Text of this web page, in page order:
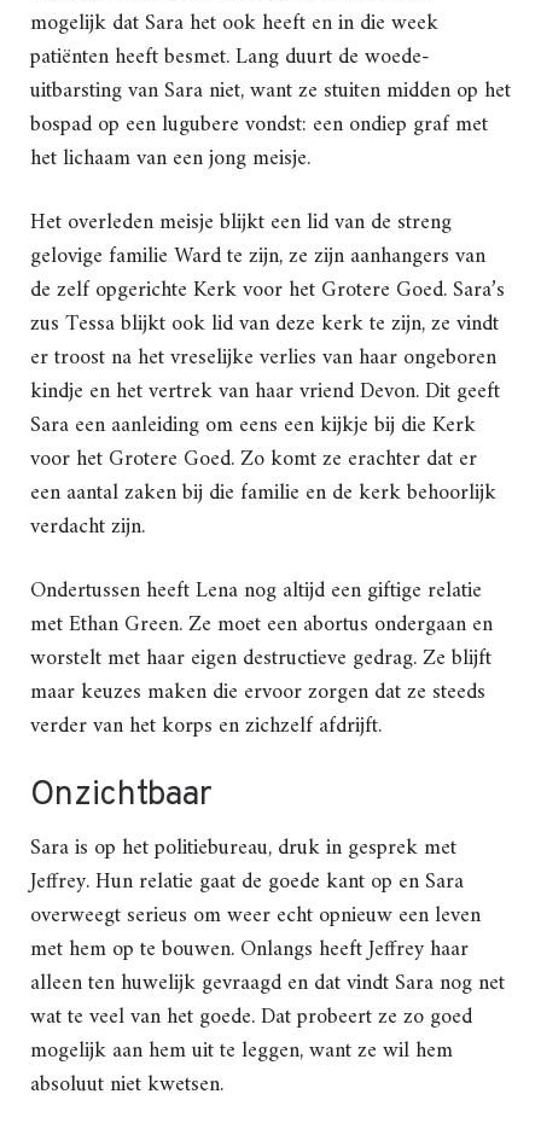
mogelijk dat Sara het ook heeft en in die week
patiënten heeft besmet. Lang duurt de woede-
uitbarsting van Sara niet, want ze stuiten midden op het
bospad op een lugubere vondst: een ondiep graf met
het lichaam van een jong meisje.
Het overleden meisje blijkt een lid van de streng
gelovige familie Ward te zijn, ze zijn aanhangers van
de zelf opgerichte Kerk voor het Grotere Goed. Sara’s
zus Tessa blijkt ook lid van deze kerk te zijn, ze vindt
er troost na het vreselijke verlies van haar ongeboren
kindje en het vertrek van haar vriend Devon. Dit geeft
Sara een aanleiding om eens een kijkje bij die Kerk
voor het Grotere Goed. Zo komt ze erachter dat er
een aantal zaken bij die familie en de kerk behoorlijk
verdacht zijn.
Ondertussen heeft Lena nog altijd een giftige relatie
met Ethan Green. Ze moet een abortus ondergaan en
worstelt met haar eigen destructieve gedrag. Ze blijft
maar keuzes maken die ervoor zorgen dat ze steeds
verder van het korps en zichzelf afdrijft.
Onzichtbaar
Sara is op het politiebureau, druk in gesprek met
Jeffrey. Hun relatie gaat de goede kant op en Sara
overweegt serieus om weer echt opnieuw een leven
met hem op te bouwen. Onlangs heeft Jeffrey haar
alleen ten huwelijk gevraagd en dat vindt Sara nog net
wat te veel van het goede. Dat probeert ze zo goed
mogelijk aan hem uit te leggen, want ze wil hem
absoluut niet kwetsen.